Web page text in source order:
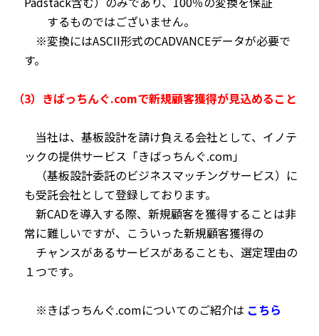
するものではございません。
※変換にはASCII形式のCADVANCEデータが必要で
す。
（3）きばっちんぐ.comで新規顧客獲得が見込めること
当社は、基板設計を請け負える会社として、イノテ
ックの提供サービス「きばっちんぐ.com」
（基板設計委託のビジネスマッチングサービス）に
も受託会社として登録しております。
新CADを導入する際、新規顧客を獲得することは非
常に難しいですが、こういった新規顧客獲得の
チャンスがあるサービスがあることも、選定理由の
１つです。
※きばっちんぐ.comについてのご紹介は こちら